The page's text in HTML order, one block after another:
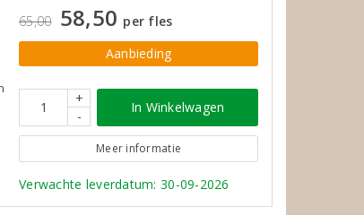
65,00 58,50 per fles
Aanbieding
+
-
In Winkelwagen
Meer informatie
Verwachte leverdatum: 30-09-2026